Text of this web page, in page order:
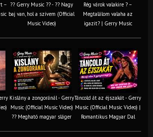
– ?? Gerry Music ?? - ?? Nagy
baj van, hol a szívem (Official
Music Video)
Rég várok valakire ? –
Megtalálom valaha az
igazit? | Gerry Music
Kislány a zongoránál - Gerry
Music (Official Music Video)
?? Megható magyar sláger
Táncold át az éjszakát - Gerry
Music (Official Music Video) |
Romantikus Magyar Dal